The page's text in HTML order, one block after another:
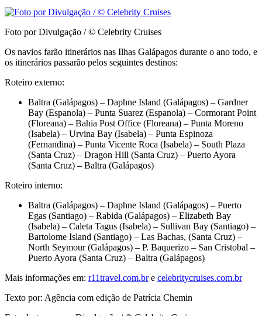
Foto por Divulgação / © Celebrity Cruises
Os navios farão itinerários nas Ilhas Galápagos durante o ano todo, e
os itinerários passarão pelos seguintes destinos:
Roteiro externo:
Baltra (Galápagos) – Daphne Island (Galápagos) – Gardner
Bay (Espanola) – Punta Suarez (Espanola) – Cormorant Point
(Floreana) – Bahia Post Office (Floreana) – Punta Moreno
(Isabela) – Urvina Bay (Isabela) – Punta Espinoza
(Fernandina) – Punta Vicente Roca (Isabela) – South Plaza
(Santa Cruz) – Dragon Hill (Santa Cruz) – Puerto Ayora
(Santa Cruz) – Baltra (Galápagos)
Roteiro interno:
Baltra (Galápagos) – Daphne Island (Galápagos) – Puerto
Egas (Santiago) – Rabida (Galápagos) – Elizabeth Bay
(Isabela) – Caleta Tagus (Isabela) – Sullivan Bay (Santiago) –
Bartolome Island (Santiago) – Las Bachas, (Santa Cruz) –
North Seymour (Galápagos) – P. Baquerizo – San Cristobal –
Puerto Ayora (Santa Cruz) – Baltra (Galápagos)
Mais informações em: r11travel.com.bre celebritycruises.com.br
Texto por: Agência com edição de Patrícia Chemin